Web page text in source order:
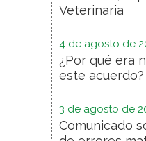
Veterinaria
4 de agosto de
¿Por qué era
este acuerdo?
3 de agosto de
Comunicado